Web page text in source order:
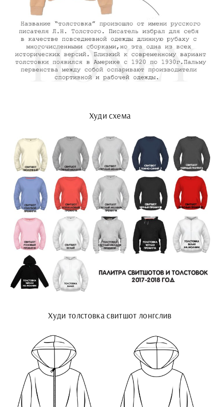
Худи схема
Худи толстовка свитшот лонгслив